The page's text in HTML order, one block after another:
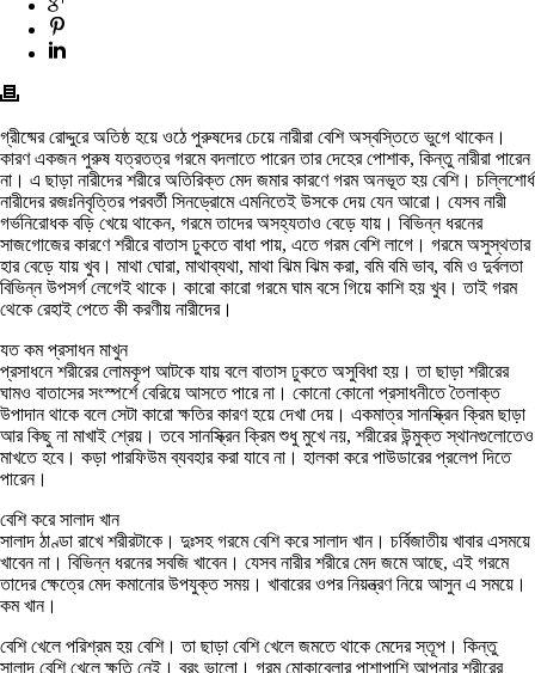
গ্রীষ্মের রোদ্দুরে অতিষ্ঠ হয়ে ওঠে পুরুষদের চেয়ে নারীরা বেশি অস্বস্তিতে ভুগে থাকেন।
কারণ একজন পুরুষ যত্রতত্র গরমে বদলাতে পারেন তার দেহের পোশাক, কিন্তু নারীরা পারেন
না। এ ছাড়া নারীদের শরীরে অতিরিক্ত মেদ জমার কারণে গরম অনভূত হয় বেশি। চল্লিশোর্ধ
নারীদের রজঃনিবৃত্তির পরবর্তী সিনড্রোমে এমনিতেই উসকে দেয় যেন আরো। যেসব নারী
গর্ভনিরোধক বড়ি খেয়ে থাকেন, গরমে তাদের অসহ্যতাও বেড়ে যায়। বিভিন্ন ধরনের
সাজগোজের কারণে শরীরে বাতাস ঢুকতে বাধা পায়, এতে গরম বেশি লাগে। গরমে অসুস্থতার
হার বেড়ে যায় খুব। মাথা ঘোরা, মাথাব্যথা, মাথা ঝিম ঝিম করা, বমি বমি ভাব, বমি ও দুর্বলতা
বিভিন্ন উপসর্গ লেগেই থাকে। কারো কারো গরমে ঘাম বসে গিয়ে কাশি হয় খুব। তাই গরম
থেকে রেহাই পেতে কী করণীয় নারীদের।
যত কম প্রসাধন মাখুন
প্রসাধনে শরীরের লোমকূপ আটকে যায় বলে বাতাস ঢুকতে অসুবিধা হয়। তা ছাড়া শরীরের
ঘামও বাতাসের সংস্পর্শে বেরিয়ে আসতে পারে না। কোনো কোনো প্রসাধনীতে তৈলাক্ত
উপাদান থাকে বলে সেটা কারো ক্ষতির কারণ হয়ে দেখা দেয়। একমাত্র সানস্ক্রিন ক্রিম ছাড়া
আর কিছু না মাখাই শ্রেয়। তবে সানস্ক্রিন ক্রিম শুধু মুখে নয়, শরীরের উন্মুক্ত স্থানগুলোতেও
মাখতে হবে। কড়া পারফিউম ব্যবহার করা যাবে না। হালকা করে পাউডারের প্রলেপ দিতে
পারেন।
বেশি করে সালাদ খান
সালাদ ঠাণ্ডা রাখে শরীরটাকে। দুঃসহ গরমে বেশি করে সালাদ খান। চর্বিজাতীয় খাবার এসময়ে
খাবেন না। বিভিন্ন ধরনের সবজি খাবেন। যেসব নারীর শরীরে মেদ জমে আছে, এই গরমে
তাদের ক্ষেত্রে মেদ কমানোর উপযুক্ত সময়। খাবারের ওপর নিয়ন্ত্রণ নিয়ে আসুন এ সময়ে।
কম খান।
বেশি খেলে পরিশ্রম হয় বেশি। তা ছাড়া বেশি খেলে জমতে থাকে মেদের স্তূপ। কিন্তু
সালাদ বেশি খেলে ক্ষতি নেই। বরং ভালো। গরম মোকাবেলার পাশাপাশি আপনার শরীরের